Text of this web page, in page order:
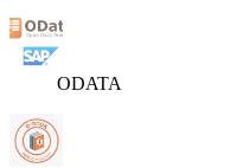
ODATA